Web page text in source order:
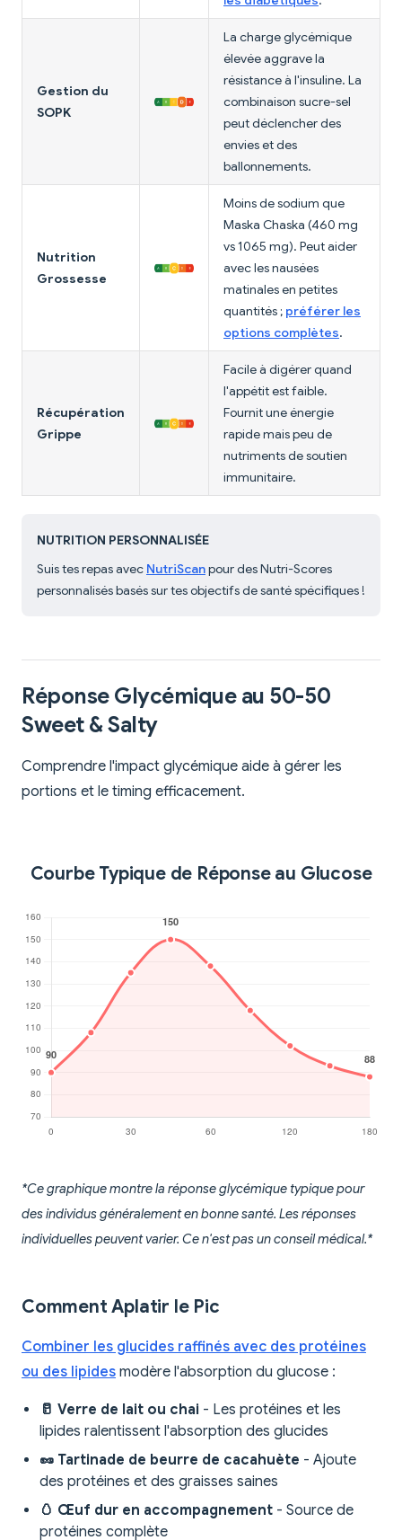
Gestion du
SOPK
La charge glycémique
élevée aggrave la
résistance à l'insuline. La
combinaison sucre-sel
peut déclencher des
envies et des
ballonnements.
Nutrition
Grossesse
Moins de sodium que
Maska Chaska (460 mg
vs 1065 mg). Peut aider
avec les nausées
matinales en petites
quantités ; préférer les
options complètes.
Récupération
Grippe
Facile à digérer quand
l'appétit est faible.
Fournit une énergie
rapide mais peu de
nutriments de soutien
immunitaire.
NUTRITION PERSONNALISÉE
Suis tes repas avec NutriScanpour des Nutri-Scores
personnalisés basés sur tes objectifs de santé spécifiques !
Réponse Glycémique au 50-50
Sweet & Salty
Comprendre l'impact glycémique aide à gérer les
portions et le timing efficacement.
Courbe Typique de Réponse au Glucose
*Ce graphique montre la réponse glycémique typique pour
des individus généralement en bonne santé. Les réponses
individuelles peuvent varier. Ce n'est pas un conseil médical.*
Comment Aplatir le Pic
Combiner les glucides raffinés avec des protéines
ou des lipides modère l'absorption du glucose :
🥛 Verre de lait ou chai - Les protéines et les
lipides ralentissent l'absorption des glucides
🥜 Tartinade de beurre de cacahuète - Ajoute
des protéines et des graisses saines
🥚 Œuf dur en accompagnement - Source de
protéines complète